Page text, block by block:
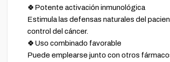
🍀Potente activación inmunológica
Estimula las defensas naturales del
control del cáncer.
🍀Uso combinado favorable
Puede emplearse junto con otros